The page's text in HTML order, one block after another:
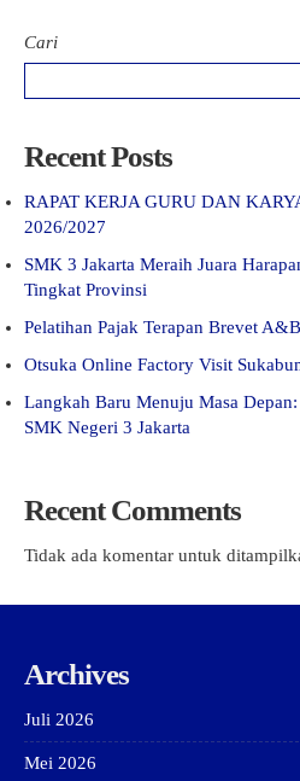
Cari
Recent Posts
RAPAT KERJA GURU DAN
2026/2027
SMK 3 Jakarta Meraih Juara
Tingkat Provinsi
Pelatihan Pajak Terapan Brevet
Otsuka Online Factory Visit
Langkah Baru Menuju Masa
SMK Negeri 3 Jakarta
Recent Comments
Tidak ada komentar untuk
Archives
Juli 2026
Mei 2026